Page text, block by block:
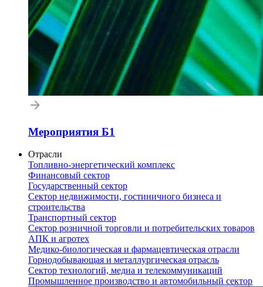
Мероприятия Б1
Отрасли
Топливно-энергетический комплекс
Финансовый сектор
Государственный сектор
Сектор недвижимости, гостиничного бизнеса и
строительства
Транспортный сектор
Сектор розничной торговли и потребительских товаров
АПК и агротех
Медико-биологическая и фармацевтическая отрасли
Горнодобывающая и металлургическая отрасль
Сектор технологий, медиа и телекоммуникаций
Промышленное производство и автомобильный сектор